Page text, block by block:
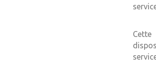
Cette